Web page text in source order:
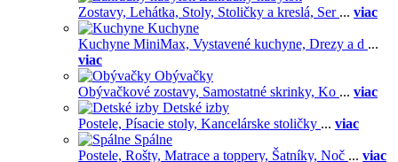
Zostavy, Lehátka, Stoly, Stoličky a kreslá, Ser ... viac
Kuchyne
Kuchyne MiniMax, Vystavené kuchyne, Drezy a d ...
viac
Obývačky
Obývačkové zostavy, Samostatné skrinky, Ko ... viac
Detské izby
Postele, Písacie stoly, Kancelárske stoličky ... viac
Spálne
Postele, Rošty, Matrace a toppery, Šatníky, Noč ... viac